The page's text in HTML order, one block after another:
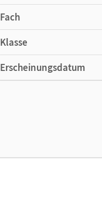
Fach
Klasse
Erscheinungsdatum